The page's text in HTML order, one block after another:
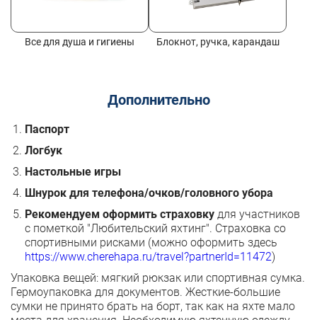
Все для душа и гигиены Блокнот, ручка, карандаш
Дополнительно
Паспорт
Логбук
Настольные игры
Шнурок для телефона/очков/головного убора
Рекомендуем оформить страховку для участников
с пометкой "Любительский яхтинг". Страховка со
спортивными рисками (можно оформить здесь
https://www.cherehapa.ru/travel?partnerId=11472)
Упаковка вещей: мягкий рюкзак или спортивная сумка.
Гермоупаковка для документов. Жесткие-большие
сумки не принято брать на борт, так как на яхте мало